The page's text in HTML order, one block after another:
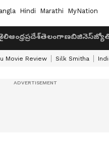
Hindi Marathi MyNation
ఆంధ్రప్రదేశ్తెలంగాణబిజినెస్
Movie Review Silk Smitha